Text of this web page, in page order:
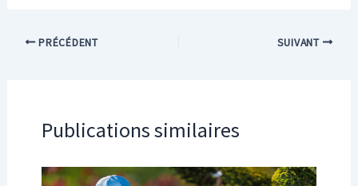
PRÉCÉDENT SUIVANT
Publications similaires